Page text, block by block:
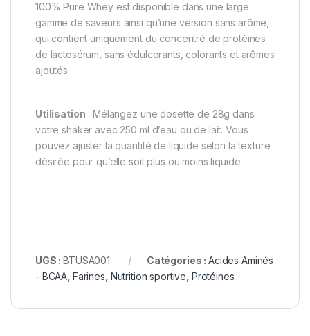
100% Pure Whey est disponible dans une large
gamme de saveurs ainsi qu’une version sans arôme,
qui contient uniquement du concentré de protéines
de lactosérum, sans édulcorants, colorants et arômes
ajoutés.
Utilisation : Mélangez une dosette de 28g dans
votre shaker avec 250 ml d’eau ou de lait. Vous
pouvez ajuster la quantité de liquide selon la texture
désirée pour qu’elle soit plus ou moins liquide.
UGS :BTUSA001 Catégories : Acides Aminés
- BCAA Farines Nutrition sportive Protéines